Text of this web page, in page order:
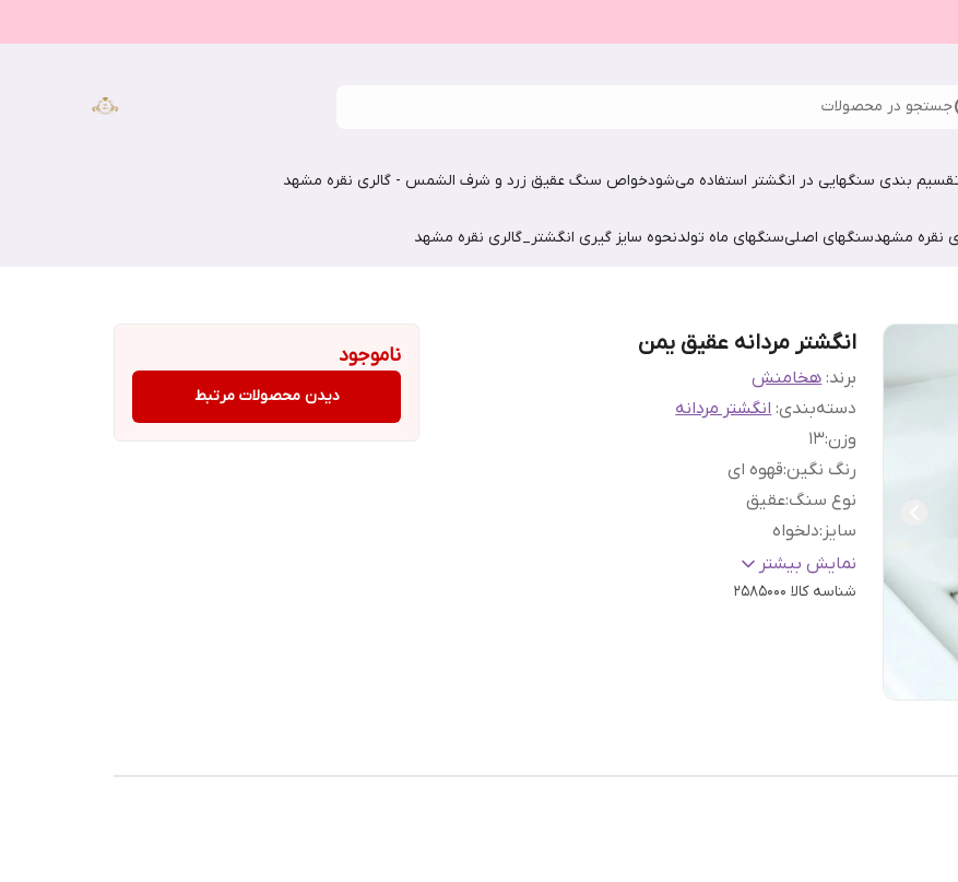
جستجو در محصولات
بندی سنگهایی در انگشتر استفاده می‌شودخواص سنگ عقیق زرد و شرف الشمس - گالری نقره مشهد
نقره مشهدسنگهای اصلیسنگهای ماه تولدنحوه سایز گیری انگشتر_گالری نقره مشهد
انگشتر مردانه عقیق یمن
برند: هخامنش
دسته‌بندی:انگشتر مردانه
وزن:
13
رنگ نگین:قهوه ای
نوع سنگ:عقیق
سایز :دلخواه
عیار نقره:
925
نمایش بیشتر
شناسه کالا 2585000
ناموجود
دیدن محصولات مرتبط